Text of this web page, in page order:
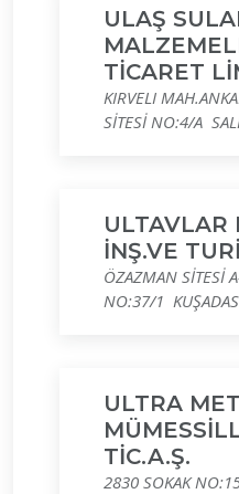
ULAŞ
TİCARET
KIRVELI
SİTESİ NO:4/A
ULTAVLAR
İNŞ.VE
ÖZAZMAN SİTESİ
NO:37/1
ULTRA
TİC.A.Ş.
2830 SOKAK